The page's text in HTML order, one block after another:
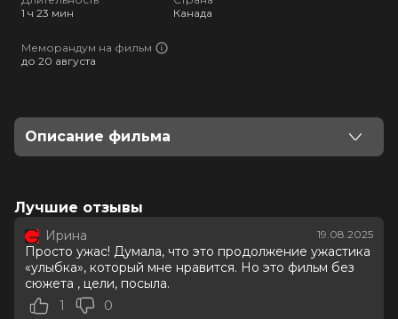
1 ч 23 мин
Канада
Меморандум на фильм
до 20 августа
Описание фильма
кажется, что вокруг нее происходит что-то зловещее
Не получив помощи у психолога, она отправляется к
тарологу, где узнает, что находится в смертельной
опасности. Ее преследует злобная сущность и, когда
боль слишком сильна, она нападает на ее друзей и
близких, разрывая их лица в подобие чудовищной
Лучшие отзывы
Ирина 19.08.2025
Просто ужас! Думала, что это продолжение ужастика
«улыбка», который мне нравится. Но это фильм без
сюжета , цели, посыла.
1
0